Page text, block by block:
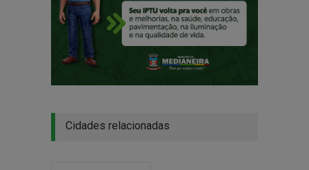
Cidades relacionadas